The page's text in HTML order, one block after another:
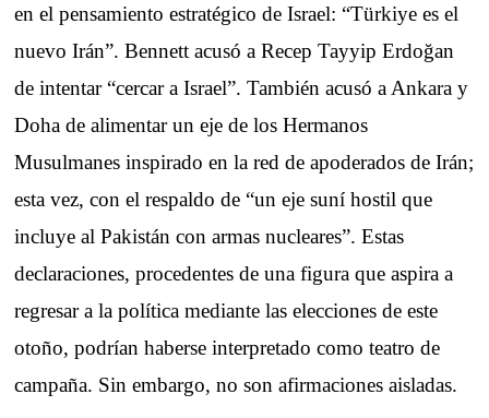
en el pensamiento estratégico de Israel: “Türkiye es el
nuevo Irán”. Bennett acusó a Recep Tayyip Erdoğan
de intentar “cercar a Israel”. También acusó a Ankara y
Doha de alimentar un eje de los Hermanos
Musulmanes inspirado en la red de apoderados de Irán;
esta vez, con el respaldo de “un eje suní hostil que
incluye al Pakistán con armas nucleares”. Estas
declaraciones, procedentes de una figura que aspira a
regresar a la política mediante las elecciones de este
otoño, podrían haberse interpretado como teatro de
campaña. Sin embargo, no son afirmaciones aisladas.